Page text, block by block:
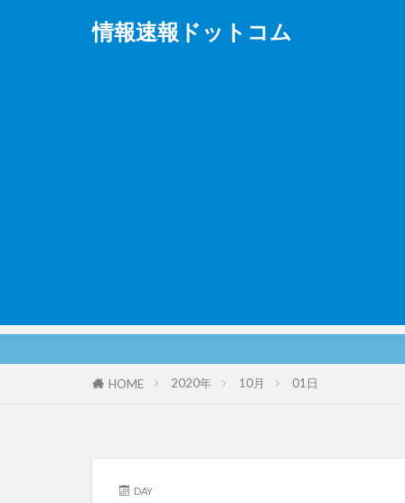
情報速報ドットコム
HOME 2020年 10月 01日
DAY